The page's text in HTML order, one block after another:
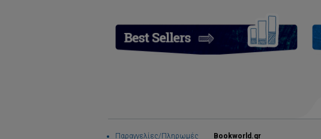
Παραγγελίες/Πληρωμές Bookworld.gr